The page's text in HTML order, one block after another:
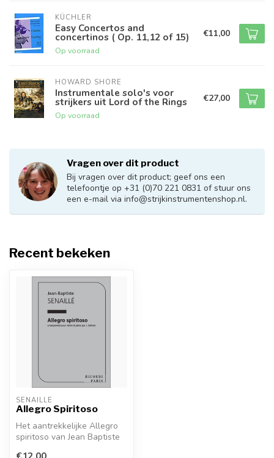
KÜCHLER
Easy Concertos and
concertinos ( Op. 11,12 of 15)
Op voorraad
€11,00
HOWARD SHORE
Instrumentale solo's voor
strijkers uit Lord of the Rings
Op voorraad
€27,00
Vragen over dit product
Bij vragen over dit product; geef ons een
telefoontje op +31 (0)70 221 0831 of stuur ons
een e-mail via info@strijkinstrumentenshop.nl.
Recent bekeken
SENAILLÉ
Allegro Spiritoso
Het aantrekkelijke Allegro
spiritoso van Jean Baptiste